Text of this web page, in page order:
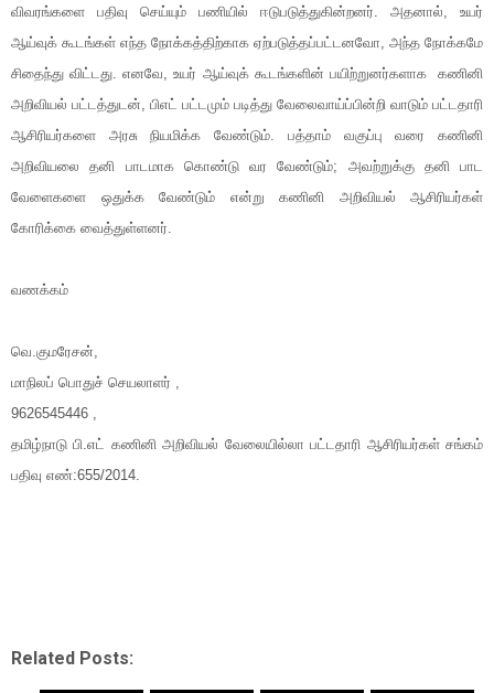
விவரங்களை பதிவு செய்யும் பணியில் ஈடுபடுத்துகின்றனர். அதனால், உயர்
ஆய்வுக் கூடங்கள் எந்த நோக்கத்திற்காக ஏற்படுத்தப்பட்டனவோ, அந்த நோக்கமே
சிதைந்து விட்டது. எனவே, உயர் ஆய்வுக் கூடங்களின் பயிற்றுனர்களாக கணினி
அறிவியல் பட்டத்துடன், பிஎட் பட்டமும் படித்து வேலைவாய்ப்பின்றி வாடும் பட்டதாரி
ஆசிரியர்களை அரசு நியமிக்க வேண்டும். பத்தாம் வகுப்பு வரை கணினி
அறிவியலை தனி பாடமாக கொண்டு வர வேண்டும்; அவற்றுக்கு தனி பாட
வேளைகளை ஒதுக்க வேண்டும் என்று கணினி அறிவியல் ஆசிரியர்கள்
கோரிக்கை வைத்துள்ளனர்.
வணக்கம்
வெ.குமரேசன்,
மாநிலப் பொதுச் செயலாளர் ,
9626545446 ,
தமிழ்நாடு பி.எட் கணினி அறிவியல் வேலையில்லா பட்டதாரி ஆசிரியர்கள் சங்கம்
பதிவு எண்:655/2014.
Related Posts: